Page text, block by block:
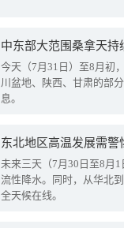
中东部大范围桑拿天
今天（7月31日）至8月初
川盆地、陕西、甘肃的部
息。
东北地区高温发展需
未来三天（7月30日至8月
流性降水。同时，从华北
全天候在线。